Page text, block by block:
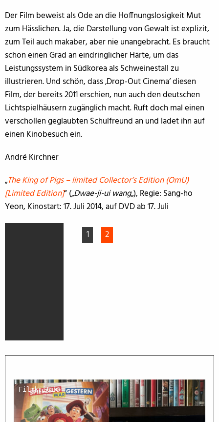
Der Film beweist als Ode an die Hoffnungslosigkeit Mut
zum Hässlichen. Ja, die Darstellung von Gewalt ist explizit,
zum Teil auch makaber, aber nie unangebracht. Es braucht
schon einen Grad an eindringlicher Härte, um das
Leistungssystem in Südkorea als Schweinestall zu
illustrieren. Und schön, dass ‚Drop-Out Cinema‘ diesen
Film, der bereits 2011 erschien, nun auch den deutschen
Lichtspielhäusern zugänglich macht. Ruft doch mal einen
verschollen geglaubten Schulfreund an und ladet ihn auf
einen Kinobesuch ein.
André Kirchner
„The King of Pigs – limited Collector’s Edition (OmU)
[Limited Edition]“ („Dwae-ji-ui wang„), Regie: Sang-ho
Yeon, Kinostart: 17. Juli 2014, auf DVD ab 17. Juli
1 2
Filmkritik